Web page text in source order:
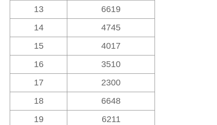
13
6619
14
4745
15
4017
16
3510
17
2300
18
6648
19
6211